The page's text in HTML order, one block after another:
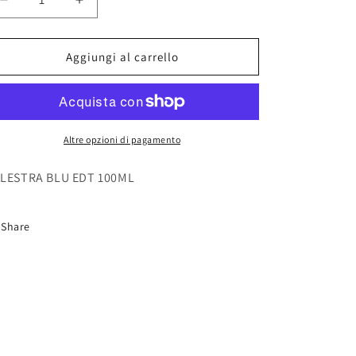
g
r
a
f
i
c
a
Diminuisci
quantità
per
BALESTRA
BLU
Aumenta
quantità
per
BALESTRA
BLU
100ML
Aggiungi al carrello
Altre opzioni di pagamento
BLU EDT 100ML
Share